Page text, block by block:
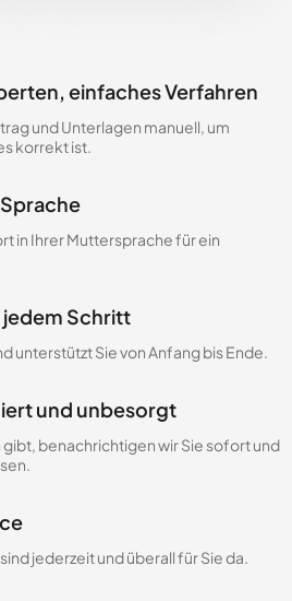
einfaches Verfahren
und Unterlagen manuell, um
korrekt ist.
in Ihrer Muttersprache für ein
Schritt
unterstützt Sie von Anfang bis Ende.
und unbesorgt
benachrichtigen wir Sie sofort und
jederzeit und überall für Sie da.